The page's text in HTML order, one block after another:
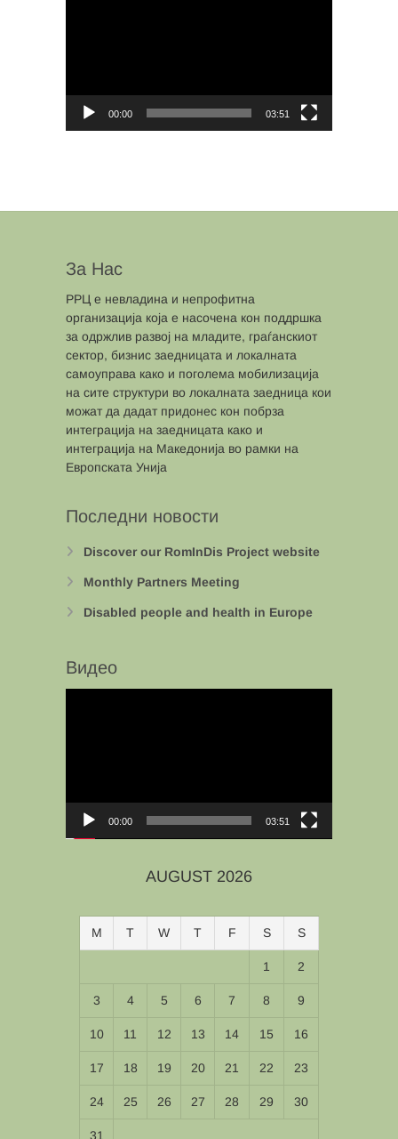
00:00 03:51
За Нас
РРЦ е невладина и непрофитна
организација која е насочена кон поддршка
за одржлив развој на младите, граѓанскиот
сектор, бизнис заедницата и локалната
самоуправа како и поголема мобилизација
на сите структури во локалната заедница кои
можат да дадат придонес кон побрза
интеграција на заедницата како и
интеграција на Македонија во рамки на
Европската Унија
Последни новости
Discover our RomInDis Project website
Monthly Partners Meeting
Disabled people and health in Europe
Видео
00:00 03:51
AUGUST 2026
M T W T F S S
1 2
3 4 5 6 7 8 9
10 11 12 13 14 15 16
17 18 19 20 21 22 23
24 25 26 27 28 29 30
31